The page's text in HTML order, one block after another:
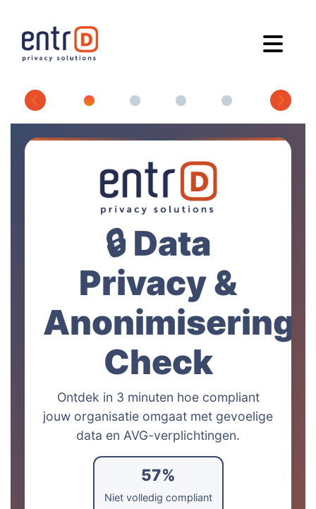
Previous Next
🔒 Data
Privacy &
Anonimisering
Check
Ontdek in 3 minuten hoe compliant
jouw organisatie omgaat met gevoelige
data en AVG-verplichtingen.
57%
Niet volledig compliant